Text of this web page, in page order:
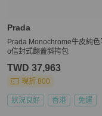
Prada
Prada Monochrome牛皮純色
o信封式翻蓋斜挎包
TWD 37,963
現折 800
狀況良好 香港 免運